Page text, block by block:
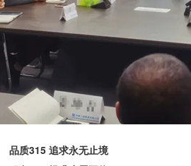
品质315 追求永无止境